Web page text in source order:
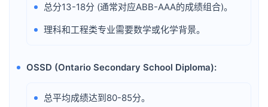
• 总分13-18分 (通常对应ABB-AAA的成绩组合)。
• 理科和工程类专业需要数学或化学背景。
• OSSD (Ontario Secondary School Diploma):
• 总平均成绩达到80-85分。